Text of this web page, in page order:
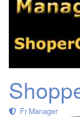
Fr Manager